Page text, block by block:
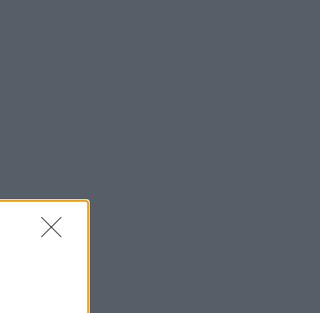
Σε δημοπρασία η μπάλα που άγγιξε το
«χέρι του Θεού»!